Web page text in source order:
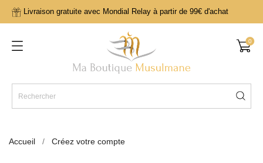
Livraison gratuite avec Mondial Relay à partir de 99€ d'achat
0
Accueil Créez votre compte